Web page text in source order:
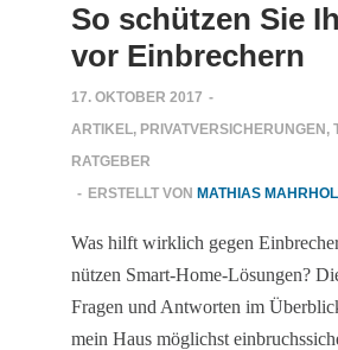
So schützen Sie
vor Einbrechern
17. OKTOBER 2017 -
ARTIKEL, PRIVATVERSICHERUNGEN ,
RATGEBER
- ERSTELLT VON MATHIAS
Was hilft wirklich gegen
nützen Smart-Home-Lösungen?
Fragen und Antworten im
mein Haus möglichst